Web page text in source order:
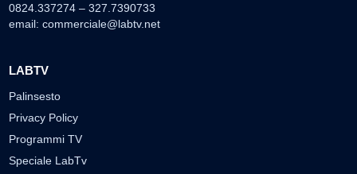
0824.337274 – 327.7390733
email: commerciale@labtv.net
LABTV
Palinsesto
Privacy Policy
Programmi TV
Speciale LabTv